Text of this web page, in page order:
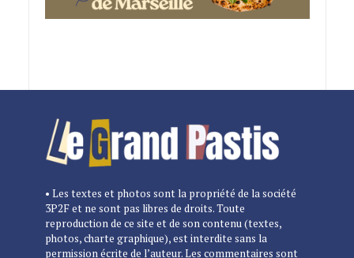
• Les textes et photos sont la propriété de la société
3P2F et ne sont pas libres de droits. Toute
reproduction de ce site et de son contenu (textes,
photos, charte graphique), est interdite sans la
permission écrite de l’auteur. Les commentaires sont